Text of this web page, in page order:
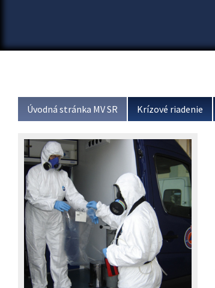
Úvodná stránka MV SR Krízové riadenie